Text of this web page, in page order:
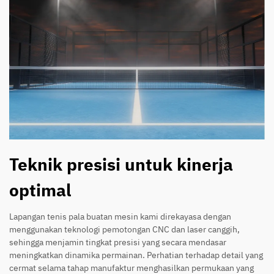
Teknik presisi untuk kinerja
optimal
Lapangan tenis pala buatan mesin kami direkayasa dengan
menggunakan teknologi pemotongan CNC dan laser canggih,
sehingga menjamin tingkat presisi yang secara mendasar
meningkatkan dinamika permainan. Perhatian terhadap detail yang
cermat selama tahap manufaktur menghasilkan permukaan yang